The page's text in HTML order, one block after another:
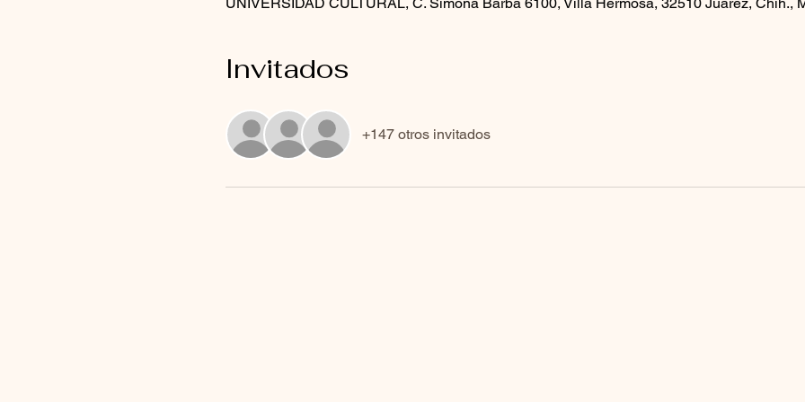
Invitados
+147 otros invitados